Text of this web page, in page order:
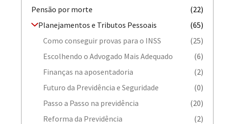
Pensão por morte
(22)
Planejamentos e Tributos Pessoais
(65)
Como conseguir provas para o INSS
(25)
Escolhendo o Advogado Mais Adequado
(6)
Finanças na aposentadoria
(2)
Futuro da Previdência e Seguridade
(0)
Passo a Passo na previdência
(20)
Reforma da Previdência
(2)